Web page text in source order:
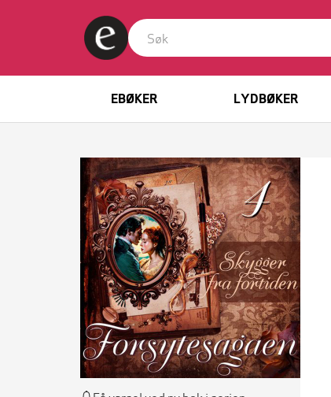
EBØKER LYDBØKER